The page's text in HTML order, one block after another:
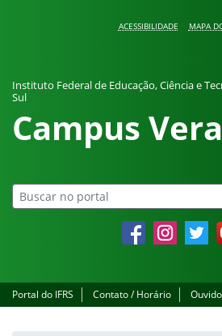
ACESSIBILIDADE MAPA
Instituto Federal de Educação, Ciência e
Sul
Campus
FacebookInstagramTwitter
Portal do IFRS Contato / Horário